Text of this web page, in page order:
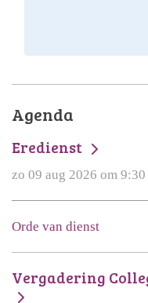
Agenda
Eredienst
zo 09 aug 2026 om 9:30
Orde van dienst
Vergadering